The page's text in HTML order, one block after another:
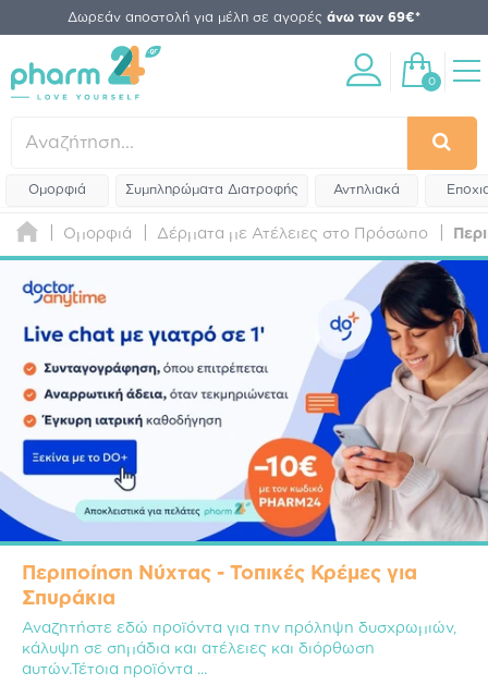
Δωρεάν αποστολή για μέλη σε αγορές άνω των 69€*
0
Ομορφιά Συμπληρώματα Διατροφής Αντηλιακά
Ομορφιά Δέρματα με Ατέλειες στο Πρόσωπο
Περιποίηση Νύχτας - Τοπικές Κρέμες για
Σπυράκια
Αναζητήστε εδώ προϊόντα για την πρόληψη δυσχρωμιών,
κάλυψη σε σημάδια και ατέλειες και διόρθωση
αυτών.Τέτοια προϊόντα ...